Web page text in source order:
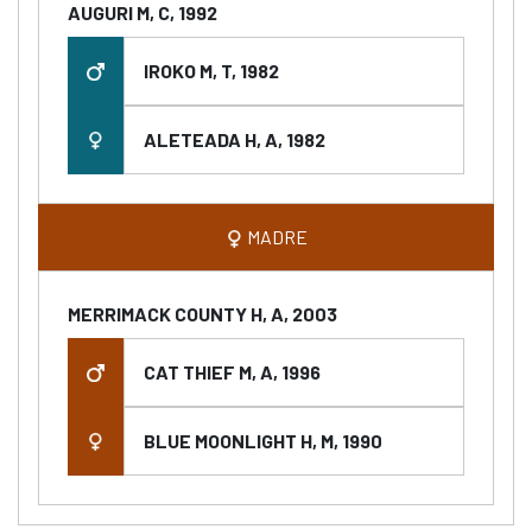
AUGURI M, C, 1992
IROKO M, T, 1982
ALETEADA H, A, 1982
MADRE
MERRIMACK COUNTY H, A, 2003
CAT THIEF M, A, 1996
BLUE MOONLIGHT H, M, 1990